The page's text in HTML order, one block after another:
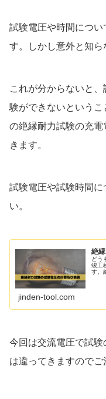
試験電圧や時間につい
す。しかし意外と知ら
これが分からないと
験ができないという
の絶縁耐力試験の充
きます。
試験電圧や試験時間
い。
絶
どう
竣工
す。
jinden-tool.com
今回は交流電圧で試
は違ってきますのでご